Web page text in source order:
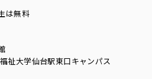
は無料
祉大学仙台駅東口キャンパス